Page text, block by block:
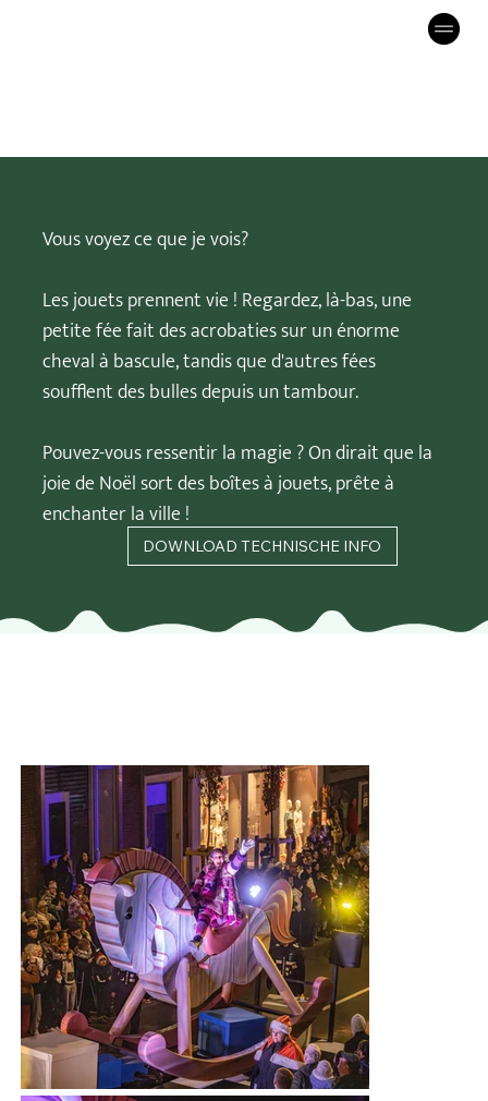
les Lutins de
Tambour
Vous voyez ce que je vois?
Les jouets prennent vie ! Regardez, là-bas, une
petite fée fait des acrobaties sur un énorme
cheval à bascule, tandis que d'autres fées
soufflent des bulles depuis un tambour.
Pouvez-vous ressentir la magie ? On dirait que la
joie de Noël sort des boîtes à jouets, prête à
enchanter la ville !
DOWNLOAD TECHNISCHE INFO